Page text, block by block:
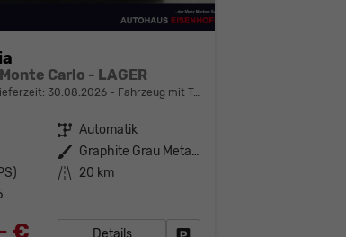
Carlo - LAGER
30.08.2026 Fahrzeug mit Tageszulassung
Getriebe Automatik
Außenfarbe
Graphite Grau Metallic (5X)
Kilometerstand 20 km
€ Details